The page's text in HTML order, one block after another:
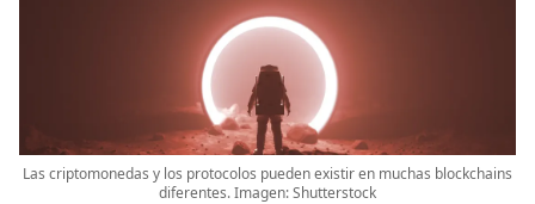
Las criptomonedas y los protocolos pueden existir en muchas blockchains
diferentes. Imagen: Shutterstock